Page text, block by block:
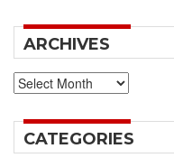
ARCHIVES
Archives
CATEGORIES